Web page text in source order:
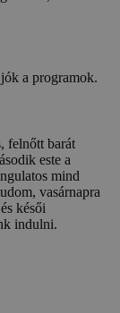
a programok.
felnőtt barát
este a
mind
vasárnapra
késői
indulni.